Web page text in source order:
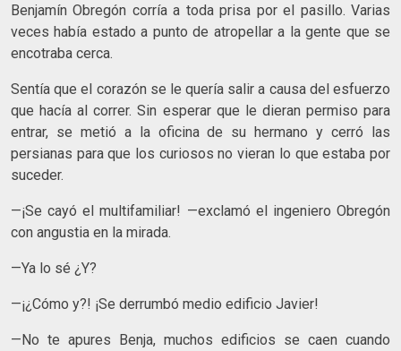
Benjamín Obregón corría a toda prisa por el pasillo. Varias
veces había estado a punto de atropellar a la gente que se
encotraba cerca.
Sentía que el corazón se le quería salir a causa del esfuerzo
que hacía al correr. Sin esperar que le dieran permiso para
entrar, se metió a la oficina de su hermano y cerró las
persianas para que los curiosos no vieran lo que estaba por
suceder.
—¡Se cayó el multifamiliar! —exclamó el ingeniero Obregón
con angustia en la mirada.
—Ya lo sé ¿Y?
—¡¿Cómo y?! ¡Se derrumbó medio edificio Javier!
—No te apures Benja, muchos edificios se caen cuando